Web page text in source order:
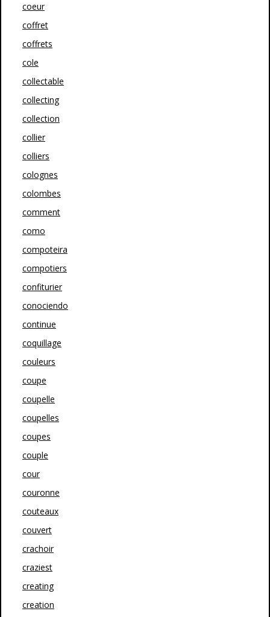
coeur
coffret
coffrets
cole
collectable
collecting
collection
collier
colliers
colognes
colombes
comment
como
compoteira
compotiers
confiturier
conociendo
continue
coquillage
couleurs
coupe
coupelle
coupelles
coupes
couple
cour
couronne
couteaux
couvert
crachoir
craziest
creating
creation